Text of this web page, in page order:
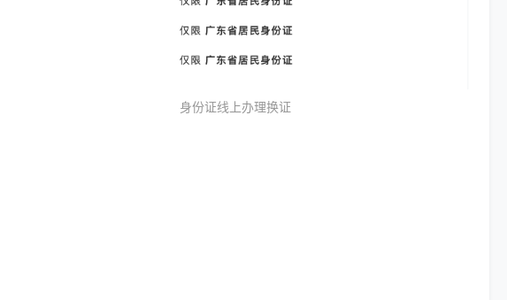
身份证线上办理换证